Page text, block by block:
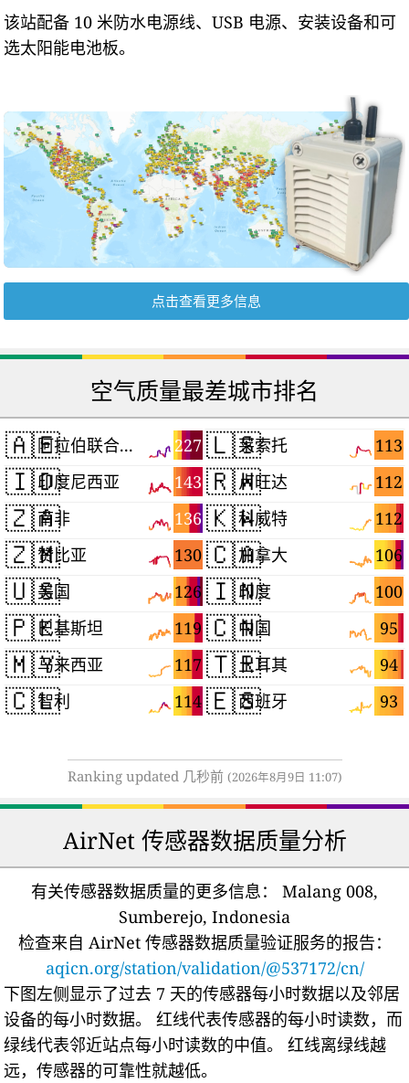
该站配备 10 米防水电源线、USB 电源、安装设备和可
选太阳能电池板。
点击查看更多信息
空气质量最差城市排名
🇦🇪 227
阿拉伯联合酋长国
🇮🇩 143
印度尼西亚
🇿🇦 136
南非
🇿🇲 130
赞比亚
🇺🇸 126
美国
🇵🇰 119
巴基斯坦
🇲🇾 117
马来西亚
🇨🇱 114
智利
🇱🇸 113
莱索托
🇷🇼 112
卢旺达
🇰🇼 112
科威特
🇨🇦 106
加拿大
🇮🇳 100
印度
🇨🇳 95
中国
🇹🇷 94
土耳其
🇪🇸 93
西班牙
Ranking updated 几秒前 (2026年8月9日 11:07)
AirNet 传感器数据质量分析
有关传感器数据质量的更多信息：
Malang 008,
Sumberejo, Indonesia
检查来自 AirNet 传感器数据质量验证服务的报告：
aqicn.org/station/validation/@537172/cn/
下图左侧显示了过去 7 天的传感器每小时数据以及邻居
设备的每小时数据。
红线代表传感器的每小时读数，而
绿线代表邻近站点每小时读数的中值。
红线离绿线越
远，传感器的可靠性就越低。